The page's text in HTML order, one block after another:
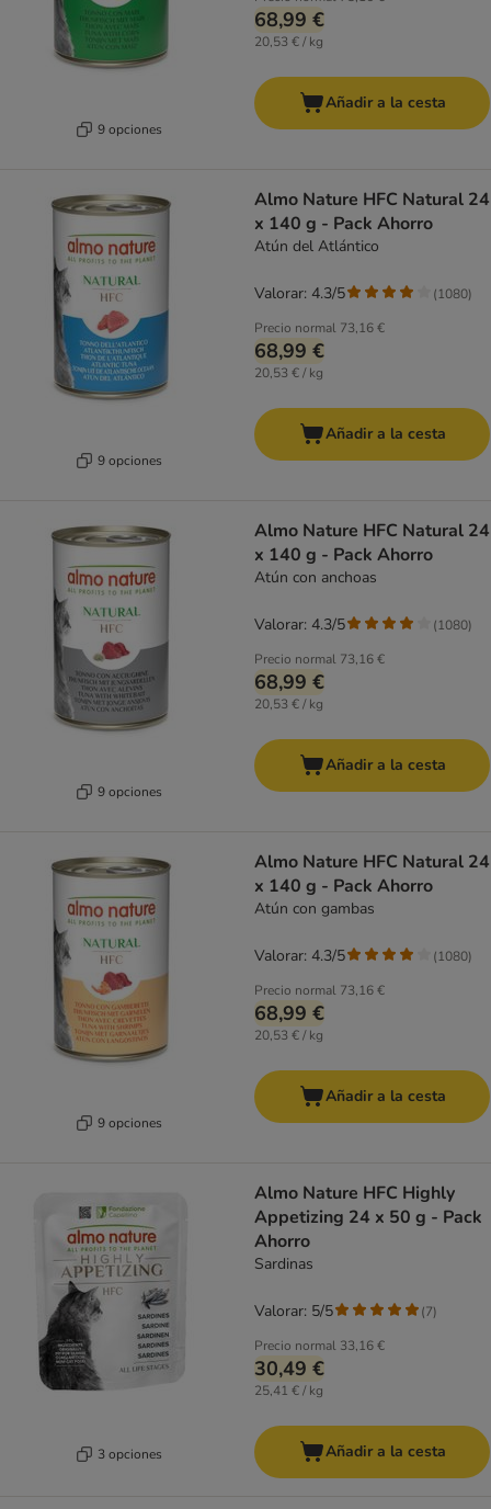
9 opciones
68,99 €
20,53 € / kg
Añadir a la cesta
9 opciones
Almo Nature HFC Natural 24
x 140 g - Pack Ahorro
Atún del Atlántico
Precio normal 73,16 €
68,99 €
20,53 € / kg
Valorar: 4.3/5 (1080)
Añadir a la cesta
9 opciones
Almo Nature HFC Natural 24
x 140 g - Pack Ahorro
Atún con anchoas
Precio normal 73,16 €
68,99 €
20,53 € / kg
Valorar: 4.3/5 (1080)
Añadir a la cesta
9 opciones
Almo Nature HFC Natural 24
x 140 g - Pack Ahorro
Atún con gambas
Precio normal 73,16 €
68,99 €
20,53 € / kg
Valorar: 4.3/5 (1080)
Añadir a la cesta
3 opciones
Almo Nature HFC Highly
Appetizing 24 x 50 g - Pack
Ahorro
Sardinas
Precio normal 33,16 €
30,49 €
25,41 € / kg
Valorar: 5/5 (7)
Añadir a la cesta